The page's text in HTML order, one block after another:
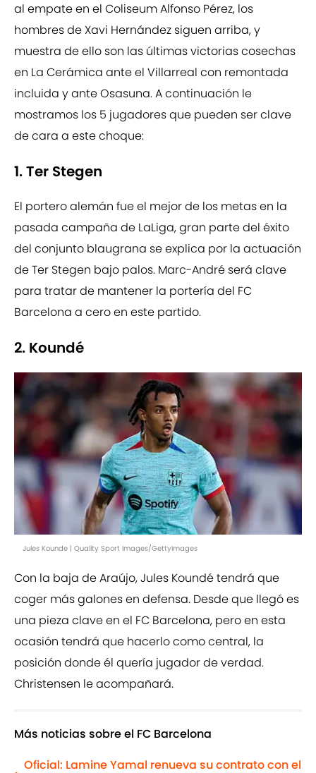
al empate en el Coliseum Alfonso Pérez, los
hombres de Xavi Hernández siguen arriba, y
muestra de ello son las últimas victorias cosechas
en La Cerámica ante el Villarreal con remontada
incluida y ante Osasuna. A continuación le
mostramos los 5 jugadores que pueden ser clave
de cara a este choque:
1. Ter Stegen
El portero alemán fue el mejor de los metas en la
pasada campaña de LaLiga, gran parte del éxito
del conjunto blaugrana se explica por la actuación
de Ter Stegen bajo palos. Marc-André será clave
para tratar de mantener la portería del FC
Barcelona a cero en este partido.
2. Koundé
Jules Kounde | Quality Sport Images/GettyImages
Con la baja de Araújo, Jules Koundé tendrá que
coger más galones en defensa. Desde que llegó es
una pieza clave en el FC Barcelona, pero en esta
ocasión tendrá que hacerlo como central, la
posición donde él quería jugador de verdad.
Christensen le acompañará.
Más noticias sobre el FC Barcelona
Oficial: Lamine Yamal renueva su contrato con el